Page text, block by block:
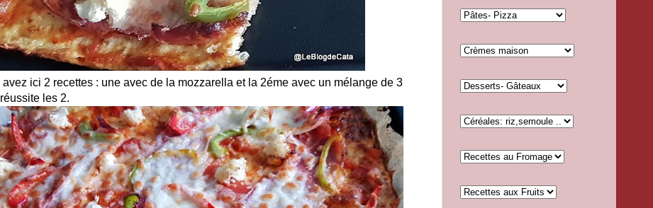
ici 2 recettes : une avec de la mozzarella et la 2éme avec un mélange de 3
les 2.